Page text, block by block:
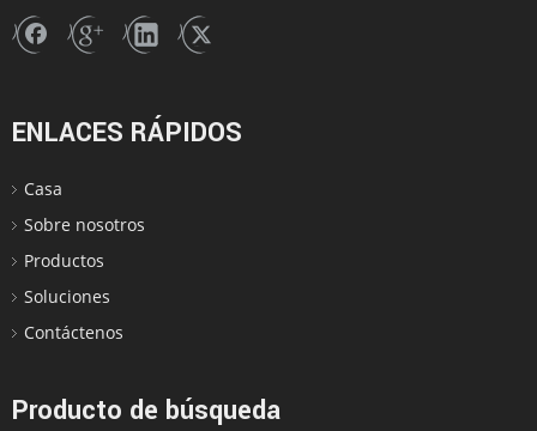
1. Embalaje: Polywood Embalaje. Contenedor de 2.20 'pies:
ENLACES RÁPIDOS
Casa
Sobre nosotros
Productos
Soluciones
Contáctenos
Producto de búsqueda